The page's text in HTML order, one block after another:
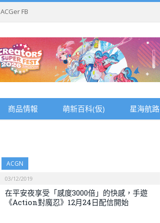
ACGer FB
商品情報 萌新百科(仮) 星海航路
ACGN
03/12/2019
在平安夜享受「感度3000倍」的快感，手遊
《Action對魔忍》12月24日配信開始